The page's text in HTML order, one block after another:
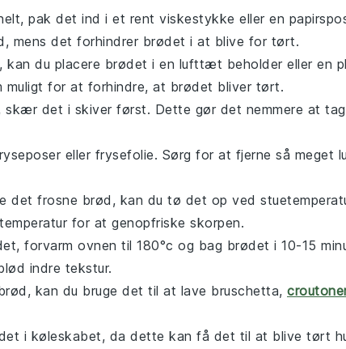
pak det ind i et rent viskestykke eller en
mens det forhindrer brødet i at blive for tørt.
kan du placere brødet i en lufttæt beholder eller en
muligt for at forhindre, at brødet bliver tørt.
skær det i skiver først. Dette gør det nemmere at
eller frysefolie. Sørg for at fjerne så meget
det frosne brød, kan du tø det op ved
for at genopfriske skorpen.
forvarm ovnen til 180°c og bag brødet i 10-15
indre tekstur.
, kan du bruge det til at lave bruschetta,
i køleskabet, da dette kan få det til at blive tørt